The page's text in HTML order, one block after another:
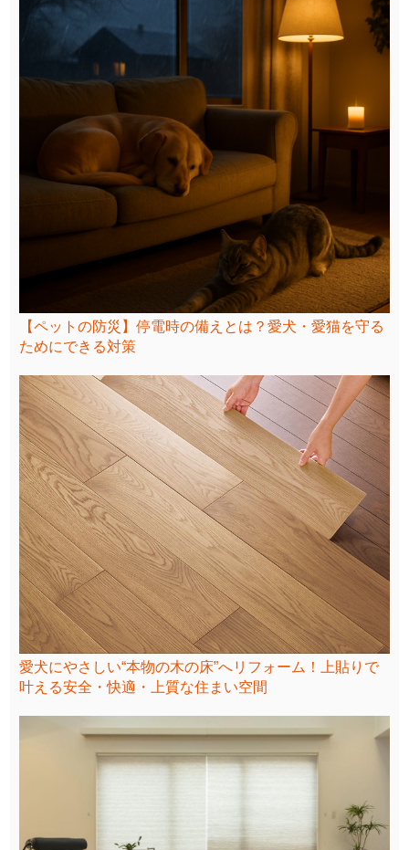
【ペットの防災】停電時の備えとは？愛犬・愛猫を守る
ためにできる対策
愛犬にやさしい“本物の木の床”へリフォーム！上貼りで
叶える安全・快適・上質な住まい空間